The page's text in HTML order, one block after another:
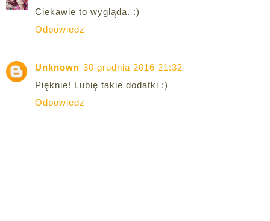
Ciekawie to wygląda. :)
Odpowiedz
Unknown 30 grudnia 2016 21:32
Pięknie! Lubię takie dodatki :)
Odpowiedz